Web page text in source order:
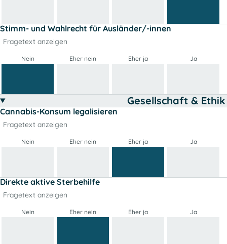
Stimm- und Wahlrecht für Ausländer/-innen
Fragetext anzeigen
Nein Eher nein Eher ja Ja
Gesellschaft & Ethik
Cannabis-Konsum legalisieren
Fragetext anzeigen
Nein Eher nein Eher ja Ja
Direkte aktive Sterbehilfe
Fragetext anzeigen
Nein Eher nein Eher ja Ja